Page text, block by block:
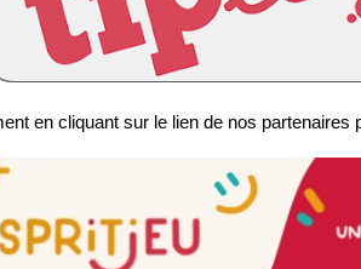
en cliquant sur le lien de nos partenaires